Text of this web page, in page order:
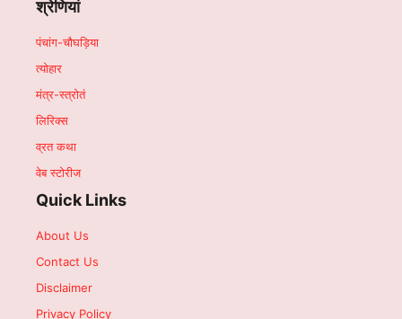
श्रेणियां
पंचांग-चौघड़िया
त्योहार
मंत्र-स्त्रोतं
लिरिक्स
व्रत कथा
वेब स्टोरीज
Quick Links
About Us
Contact Us
Disclaimer
Privacy Policy